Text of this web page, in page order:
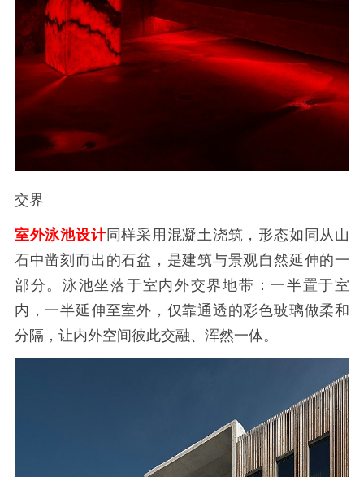
交界
室外泳池设计同样采用混凝土浇筑，形态如同从山
石中凿刻而出的石盆，是建筑与景观自然延伸的一
部分。泳池坐落于室内外交界地带：一半置于室
内，一半延伸至室外，仅靠通透的彩色玻璃做柔和
分隔，让内外空间彼此交融、浑然一体。